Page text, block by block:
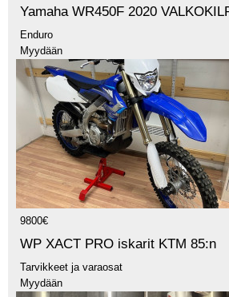
Yamaha WR450F 2020
Enduro
Myydään
9800€
WP XACT PRO iskarit KTM 85:n
Tarvikkeet ja varaosat
Myydään